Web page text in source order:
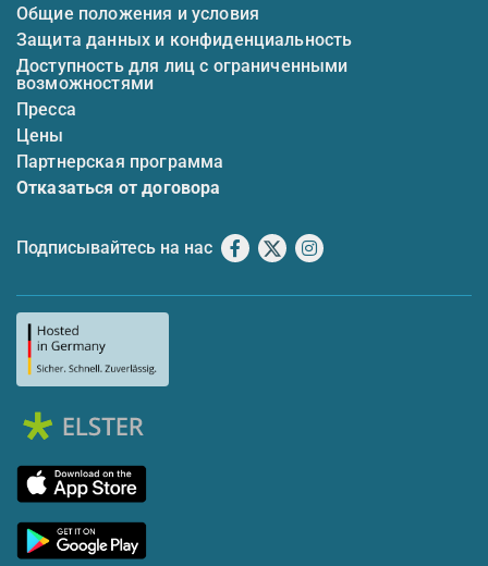
Общие положения и условия
Защита данных и конфиденциальность
Доступность для лиц с ограниченными
возможностями
Пресса
Цены
Партнерская программа
Отказаться от договора
Подписывайтесь на нас Facebook
X Instagram